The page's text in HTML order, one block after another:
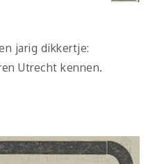
jarig dikkertje:
Utrecht kennen.